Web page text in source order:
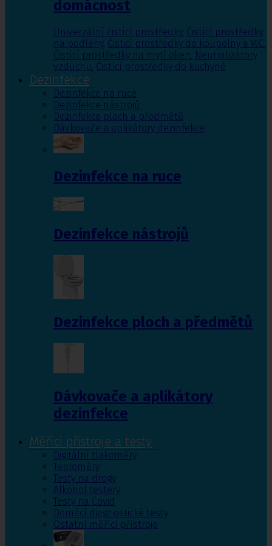
domácnost
Univerzální čistící prostředky, Čistící prostředky
na podlahy, Čisticí prostředky do koupelny a WC,
Čistící prostředky na mytí oken, Neutralizátory
vzduchu, Čistící prostředky do kuchyně
Dezinfekce
Dezinfekce na ruce
Dezinfekce nástrojů
Dezinfekce ploch a předmětů
Dávkovače a aplikátory dezinfekce
Dezinfekce na ruce
Dezinfekce nástrojů
Dezinfekce ploch a předmětů
Dávkovače a aplikátory
dezinfekce
Měřící přístroje a testy
Digitální tlakoměry
Teploměry
Testy na drogy
Alkohol testery
Testy na Covid
Domácí diagnostické testy
Ostatní měřící přístroje